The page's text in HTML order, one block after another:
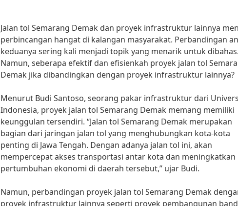
Jalan tol Semarang Demak dan proyek infrastruktur lainnya
perbincangan hangat di kalangan masyarakat. Perbandingan
keduanya sering kali menjadi topik yang menarik untuk dibahas.
Namun, seberapa efektif dan efisienkah proyek jalan tol
Demak jika dibandingkan dengan proyek infrastruktur lainnya?
Menurut Budi Santoso, seorang pakar infrastruktur dari
Indonesia, proyek jalan tol Semarang Demak memang memiliki
keunggulan tersendiri. “Jalan tol Semarang Demak merupakan
bagian dari jaringan jalan tol yang menghubungkan kota-kota
penting di Jawa Tengah. Dengan adanya jalan tol ini, akan
mempercepat akses transportasi antar kota dan meningkatkan
pertumbuhan ekonomi di daerah tersebut,” ujar Budi.
Namun, perbandingan proyek jalan tol Semarang Demak
proyek infrastruktur lainnya seperti proyek pembangunan